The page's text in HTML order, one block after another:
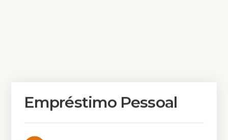
Empréstimo Pessoal